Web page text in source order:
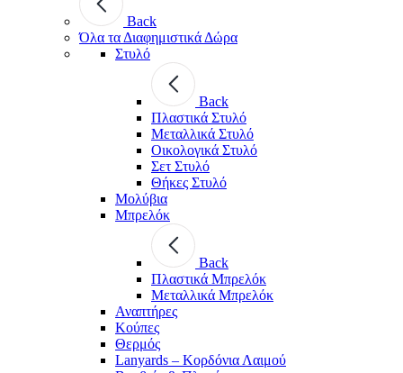
Back
Όλα τα Διαφημιστικά Δώρα
Στυλό
Back
Πλαστικά Στυλό
Μεταλλικά Στυλό
Οικολογικά Στυλό
Σετ Στυλό
Θήκες Στυλό
Μολύβια
Μπρελόκ
Back
Πλαστικά Μπρελόκ
Μεταλλικά Μπρελόκ
Αναπτήρες
Κούπες
Θερμός
Lanyards – Kορδόνια Λαιμού